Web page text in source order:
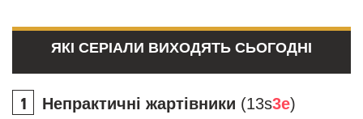
ЯКІ СЕРІАЛИ ВИХОДЯТЬ СЬОГОДНІ
Непрактичні жартівники (13s3e)